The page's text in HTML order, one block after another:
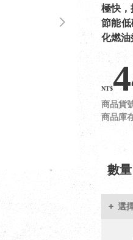
極快，
節能
化燃油
NT$
商品貨
商品庫
數量
選